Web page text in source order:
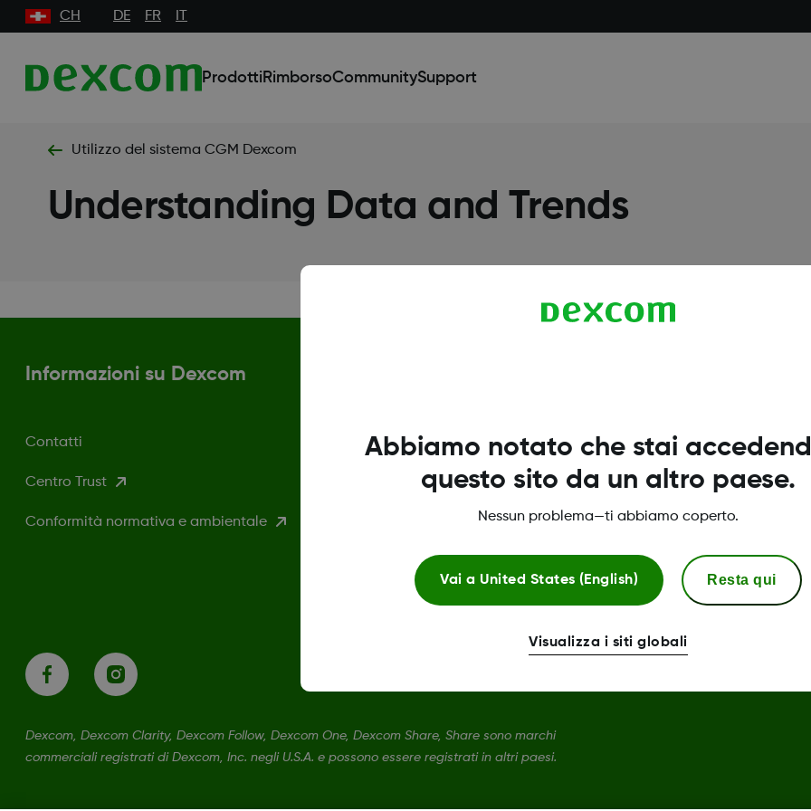
CH DE FR
Prodotti RimborsoCommunitySupport
Utilizzo del sistema CGM Dexcom
Understanding Data and Trends
Informazioni su Dexcom
Contatti
Centro Trust
Conformità normativa e ambientale
Informativa sulla privacy
Informazioni sulla sicurezza
Termini di utilizzo
Dichiarazone di conformità
Politica di sostituzione del
Dexcom, Dexcom Clarity, Dexcom Follow, Dexcom One, Dexcom Share, Share sono marchi
commerciali registrati di Dexcom, Inc. negli U.S.A. e possono essere registrati in altri paesi.
Abbiamo notato che stai
questo sito da un altro paese.
Nessun problema—ti abbiamo coperto.
Vai a United States (English) Resta qui
Visualizza i siti globali